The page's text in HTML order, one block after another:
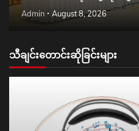
Admin August 8, 2026
သီချင်းတောင်းဆိုခြင်းများ